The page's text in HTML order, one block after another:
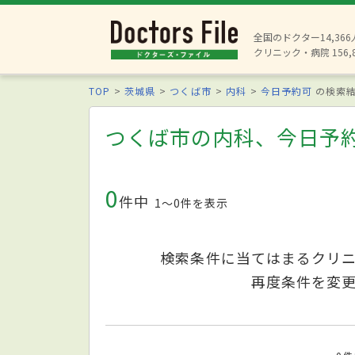
全国のドクター14,366
クリニック・病院
TOP 茨城県 つくば市 内科 今日予約可 の検索
つくば市の内科、今日予
0件中 1〜0件を表示
検索条件に当てはまるクリ
再度条件を変